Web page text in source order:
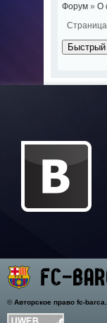
Форум » О
Страница
©Авторское право fc-